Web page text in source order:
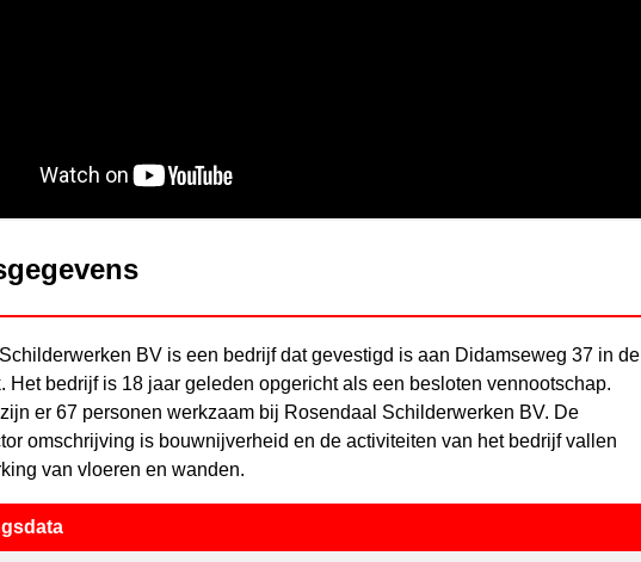
BV is een bedrijf dat gevestigd is aan Didamseweg 37 in de
Het bedrijf is 18 jaar geleden opgericht als een besloten vennootschap.
er 67 personen werkzaam bij Rosendaal Schilderwerken BV. De
omschrijving is bouwnijverheid en de activiteiten van het bedrijf vallen
van vloeren en wanden.